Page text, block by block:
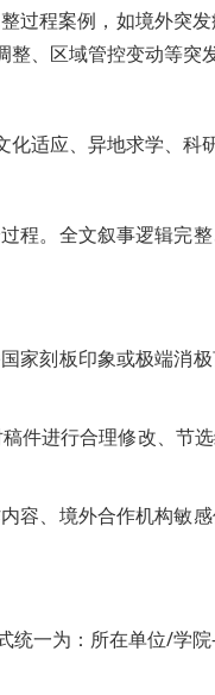
程案例，如境外突
、区域管控变动等突
适应、异地求学、科
程。全文叙事逻辑完
家刻板印象或极端消
进行合理修改、节
、境外合作机构敏
统一为：所在单位/学